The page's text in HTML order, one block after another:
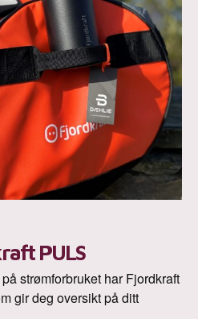
PULS
strømforbruket har Fjordkraft
gir deg oversikt på ditt